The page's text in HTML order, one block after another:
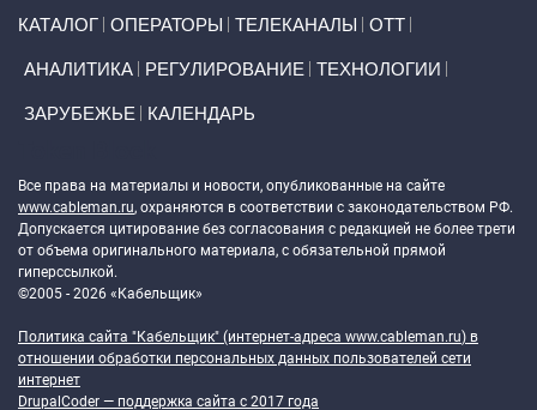
КАТАЛОГ ОПЕРАТОРЫ ТЕЛЕКАНАЛЫ ОТТ
АНАЛИТИКА РЕГУЛИРОВАНИЕ ТЕХНОЛОГИИ
ЗАРУБЕЖЬЕ КАЛЕНДАРЬ
Все права на материалы и новости, опубликованные на сайте
www.cableman.ru, охраняются в соответствии с законодательством РФ.
Допускается цитирование без согласования с редакцией не более трети
от объема оригинального материала, с обязательной прямой
гиперссылкой.
©2005 - 2026 «Кабельщик»
Политика сайта "Кабельщик" (интернет-адреса www.cableman.ru) в
отношении обработки персональных данных пользователей сети
интернет
DrupalCoder — поддержка сайта c 2017 года